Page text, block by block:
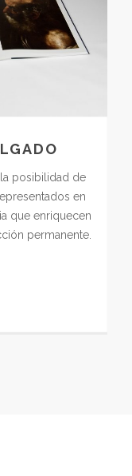
posibilidad de
en
que enriquecen
permanente.